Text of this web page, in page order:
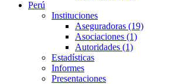
Perú
Instituciones
Aseguradoras (19)
Asociaciones (1)
Autoridades (1)
Estadísticas
Informes
Presentaciones